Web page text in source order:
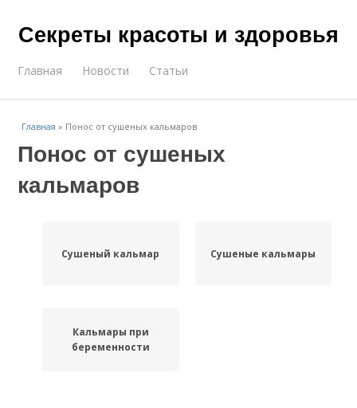
Секреты красоты и здоровья
Главная Новости Статьи
Главная » Понос от сушеных кальмаров
Понос от сушеных
кальмаров
Сушеный кальмар Сушеные кальмары
Кальмары при
беременности